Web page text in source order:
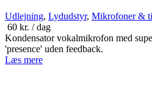
Udlejning, Lydudstyr, Mikrofoner &
60 kr. / dag
Kondensator vokalmikrofon med
'presence' uden feedback.
Læs mere